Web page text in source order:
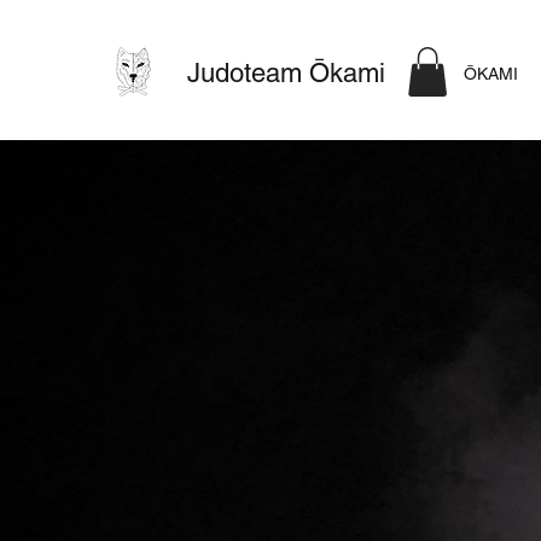
Judoteam Ōkami ŌKAMI